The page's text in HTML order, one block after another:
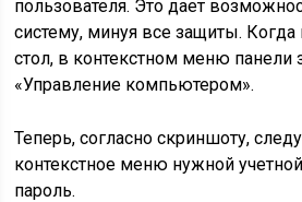
пользователя. Это дает
систему, минуя все защиты. Когда
стол, в контекстном меню панели
«Управление компьютером».
Теперь, согласно скриншоту,
контекстное меню нужной
пароль.